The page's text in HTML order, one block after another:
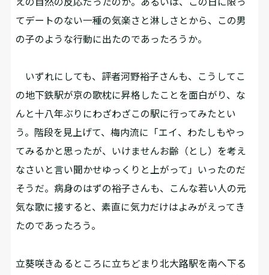
てデートのない一種の気楽さと淋しさとから、この男
の子のような行動に出たのであったろうか。
いずれにしても、評者河野裕子さんも、こうしてこ
の地下鉄駅が京の歌枕に昇格したことを面白がり、な
んと十八年ぶりにわざわざこの駅に行ってみたとい
う。階段を見上げて、梅内流に「エイ、わたしもやっ
てみるかと思ったが、いけませんお齢（とし）を考え
なさいと言い聞かせゆっくりと上がって」いったのだ
そうだ。病身のはずの裕子さんも、こんな若い人の元
気な歌に接すると、素直に気力だけはよみがえってき
たのであったろう。
立葵咲きゐるところに立ちどまり北大路駅を南へ下る